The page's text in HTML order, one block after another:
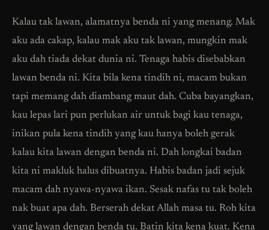
Kalau tak lawan, alamatnya benda ni yang menang. Mak
aku ada cakap, kalau mak aku tak lawan, mungkin mak
aku dah tiada dekat dunia ni. Tenaga habis disebabkan
lawan benda ni. Kita bila kena tindih ni, macam bukan
tapi memang dah diambang maut dah. Cuba bayangkan,
kau lepas lari pun perlukan air untuk bagi kau tenaga,
inikan pula kena tindih yang kau hanya boleh gerak
kalau kita lawan dengan benda ni. Dah longkai badan
kita ni makluk halus dibuatnya. Habis badan jadi sejuk
macam dah nyawa-nyawa ikan. Sesak nafas tu tak boleh
nak buat apa dah. Berserah dekat Allah masa tu. Roh kita
yang lawan dengan benda tu. Batin kita kena kuat. Kena